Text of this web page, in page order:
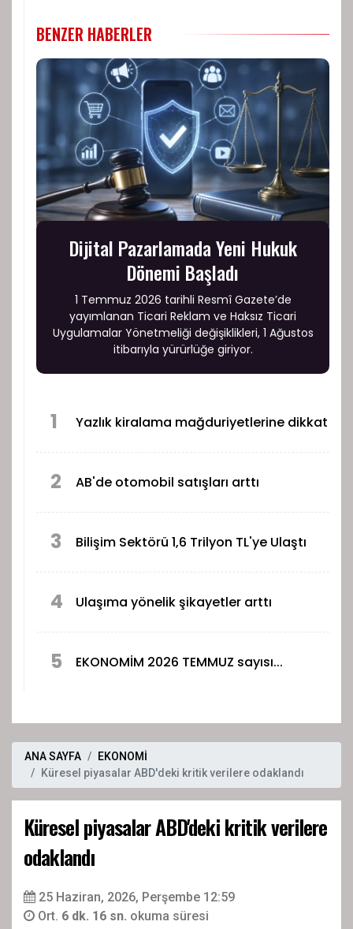
BENZER HABERLER
Dijital Pazarlamada Yeni Hukuk
Dönemi Başladı
1 Temmuz 2026 tarihli Resmî Gazete’de
yayımlanan Ticari Reklam ve Haksız Ticari
Uygulamalar Yönetmeliği değişiklikleri, 1 Ağustos
itibarıyla yürürlüğe giriyor.
1 Yazlık kiralama mağduriyetlerine dikkat
2 AB'de otomobil satışları arttı
3 Bilişim Sektörü 1,6 Trilyon TL'ye Ulaştı
4 Ulaşıma yönelik şikayetler arttı
5 EKONOMİM 2026 TEMMUZ sayısı...
ANA SAYFA
EKONOMİ
Küresel piyasalar ABD'deki kritik verilere odaklandı
Küresel piyasalar ABD'deki kritik verilere
odaklandı
25 Haziran, 2026, Perşembe 12:59
Ort. 6 dk. 16 sn. okuma süresi